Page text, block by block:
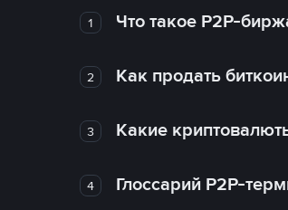
1 Что такое P2P-
2 Как продать
3 Какие
4 Глоссарий P2P-